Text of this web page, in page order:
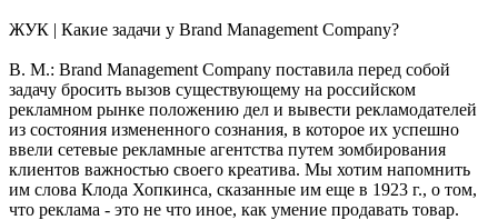
ЖУК | Какие задачи у Brand Management Company?
В. М.: Brand Management Company поставила перед собой
задачу бросить вызов существующему на российском
рекламном рынке положению дел и вывести рекламодателей
из состояния измененного сознания, в которое их успешно
ввели сетевые рекламные агентства путем зомбирования
клиентов важностью своего креатива. Мы хотим напомнить
им слова Клода Хопкинса, сказанные им еще в 1923 г., о том,
что реклама - это не что иное, как умение продавать товар.